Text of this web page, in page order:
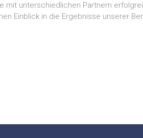
mit unterschiedlichen Partnern
Einblick in die Ergebnisse unserer